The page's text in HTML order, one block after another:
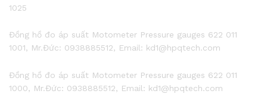
1025
Đồng hồ đo áp suất Motometer Pressure gauges 622 011
1001, Mr.Đức: 0938885512, Email: kd1@hpqtech.com
Đồng hồ đo áp suất Motometer Pressure gauges 622 011
1000, Mr.Đức: 0938885512, Email: kd1@hpqtech.com